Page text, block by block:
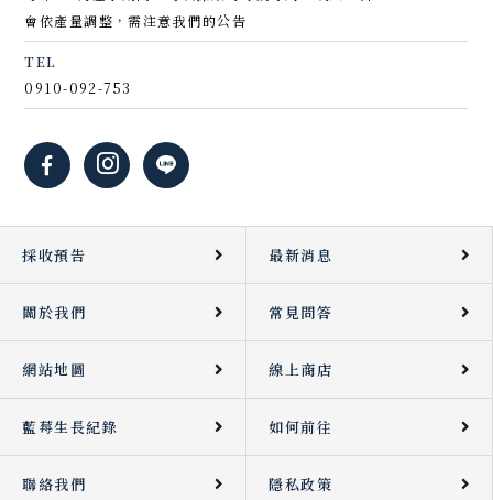
會依產量調整，需注意我們的公告
TEL
0910-092-753
採收預告 最新消息
關於我們 常見問答
網站地圖 線上商店
藍莓生長紀錄 如何前往
聯絡我們 隱私政策